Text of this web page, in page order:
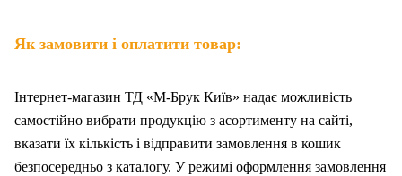
Як замовити і оплатити товар:
Інтернет-магазин ТД «М-Брук Київ» надає можливість
самостійно вибрати продукцію з асортименту на сайті,
вказати їх кількість і відправити замовлення в кошик
безпосередньо з каталогу. У режимі оформлення замовлення